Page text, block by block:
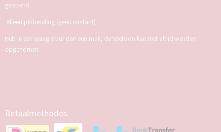
geopend
Alleen pinbetaling (geen contant)
Heb je een vraag stuur dan een mail, de telefoon kan niet altijd worden
opgenomen
Betaalmethodes